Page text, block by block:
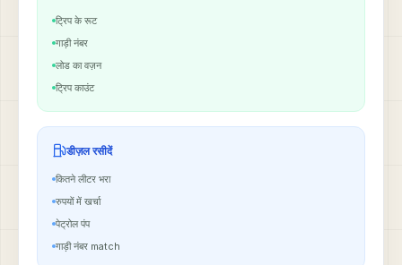
ट्रिप के रूट
गाड़ी नंबर
लोड का वज़न
ट्रिप काउंट
डीज़ल रसीदें
कितने लीटर भरा
रुपयों में खर्चा
पेट्रोल पंप
गाड़ी नंबर match